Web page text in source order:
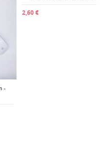
ReflexCut - Flex Thermocollant